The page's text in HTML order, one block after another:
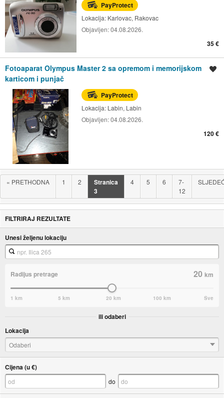
PayProtect
Lokacija: Karlovac, Rakovac
Objavljen:04.08.2026.
35 €
Fotoaparat Olympus Master 2 sa opremom i memorijskom
karticom i punjač
PayProtect
Lokacija: Labin, Labin
Objavljen:04.08.2026.
120 €
« PRETHODNA 1 2
Stranica
3
4 5 6
7-
12
FILTRIRAJ REZULTATE
Unesi željenu lokaciju
Radijus pretrage 20km
1 km 5 km 20 km 100 km Sve
ili odaberi
Lokacija
Odaberi
Cijena (u €)
do